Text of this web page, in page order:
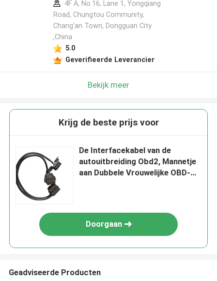
4F A, No.16, Lane 1, Yongqiang
Road, Chungtou Community,
Chang'an Town, Dongguan City
,China
5.0
Geverifieerde Leverancier
Bekijk meer
Krijg de beste prijs voor
De Interfacekabel van de
autouitbreiding Obd2, Mannetje
aan Dubbele Vrouwelijke OBD-
Doorgaan
Geadviseerde Producten